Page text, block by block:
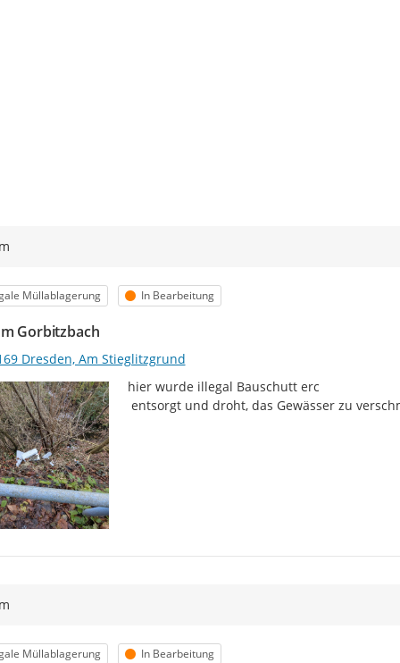
Müllablagerung Status
In Bearbeitung
Gorbitzbach
Dresden, Am Stieglitzgrund
hier wurde illegal Bauschutt erc
entsorgt und droht, das Gewässer zu
Müllablagerung Status
In Bearbeitung